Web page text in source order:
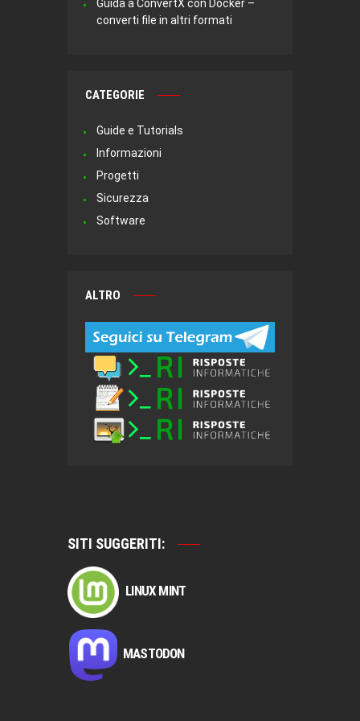
Guida a ConvertX con Docker –
converti file in altri formati
CATEGORIE
Guide e Tutorials
Informazioni
Progetti
Sicurezza
Software
ALTRO
SITI SUGGERITI:
LINUX MINT
MASTODON